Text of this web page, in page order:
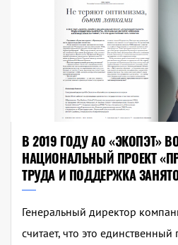
В 2019 ГОДУ АО «ЭКОПЭТ»
НАЦИОНАЛЬНЫЙ ПРОЕКТ
ТРУДА И ПОДДЕРЖКА
Генеральный директор
считает, что это единственный